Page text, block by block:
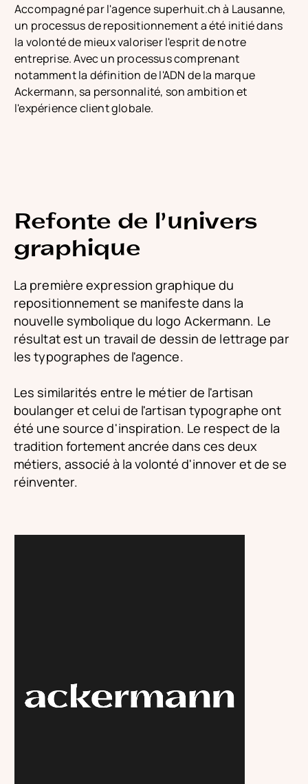
Accompagné par l'agence superhuit.chà Lausanne,
un processus de repositionnement a été initié dans
la volonté de mieux valoriser l'esprit de notre
entreprise. Avec un processus comprenant
notamment la définition de l'ADN de la marque
Ackermann, sa personnalité, son ambition et
l'expérience client globale.
Refonte de l'univers
graphique
La première expression graphique du
repositionnement se manifeste dans la
nouvelle symbolique du logo Ackermann. Le
résultat est un travail de dessin de lettrage par
les typographes de l'agence.
Les similarités entre le métier de l'artisan
boulanger et celui de l'artisan typographe ont
été une source d'inspiration. Le respect de la
tradition fortement ancrée dans ces deux
métiers, associé à la volonté d'innover et de se
réinventer.